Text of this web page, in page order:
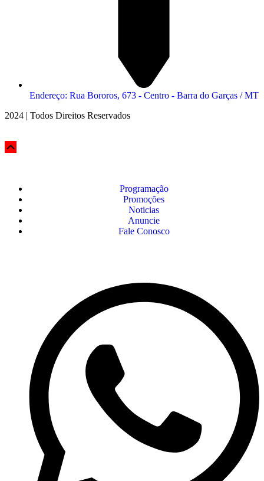
Endereço: Rua Bororos, 673 - Centro - Barra do Garças / MT
2024 | Todos Direitos Reservados
Programação
Promoções
Noticias
Anuncie
Fale Conosco